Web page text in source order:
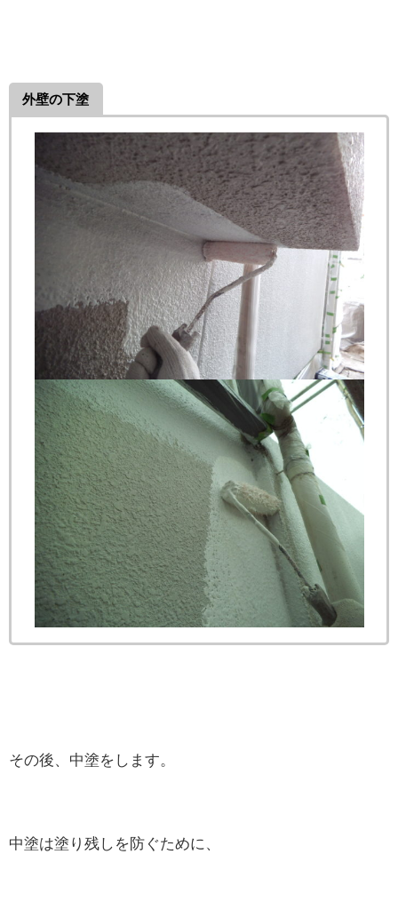
外壁の下塗
その後、中塗をします。
中塗は塗り残しを防ぐために、